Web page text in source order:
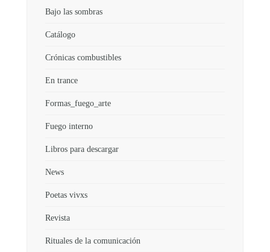
Bajo las sombras
Catálogo
Crónicas combustibles
En trance
Formas_fuego_arte
Fuego interno
Libros para descargar
News
Poetas vivxs
Revista
Rituales de la comunicación